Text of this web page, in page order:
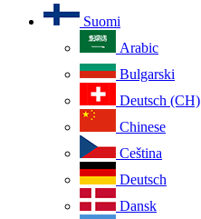
Suomi
Arabic
Bulgarski
Deutsch (CH)
Chinese
Ceština
Deutsch
Dansk